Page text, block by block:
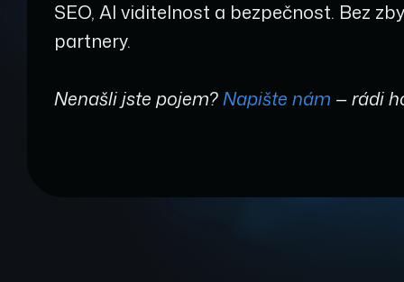
SEO, AI viditelnost a bezpečnost. Bez
partnery.
Nenašli jste pojem?Napište nám — rádi